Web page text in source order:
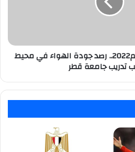
أستعدادا لكأس العالم2022.. رصد جودة الهواء في محيط
تدريب جامعة قطر